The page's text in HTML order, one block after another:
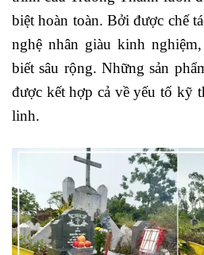
biệt hoàn toàn. Bởi được chế
nghệ nhân giàu kinh
biết sâu rộng. Những sản
được kết hợp cả về yếu tố kỹ
linh.